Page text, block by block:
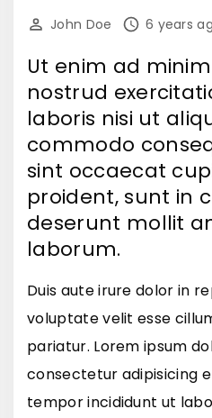
John Doe 6 years
Ut enim ad
nostrud
laboris nisi ut
commodo
sint occaecat
proident, sunt in
deserunt mollit
laborum.
Duis aute irure dolor in
voluptate velit esse
pariatur. Lorem ipsum
consectetur adipisicing
tempor incididunt ut